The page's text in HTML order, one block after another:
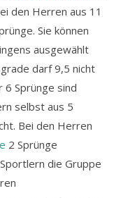
den Herren aus 11
Sie können
ausgewählt
darf 9,5 nicht
Sprünge sind
selbst aus 5
Bei den Herren
2 Sprünge
die Gruppe